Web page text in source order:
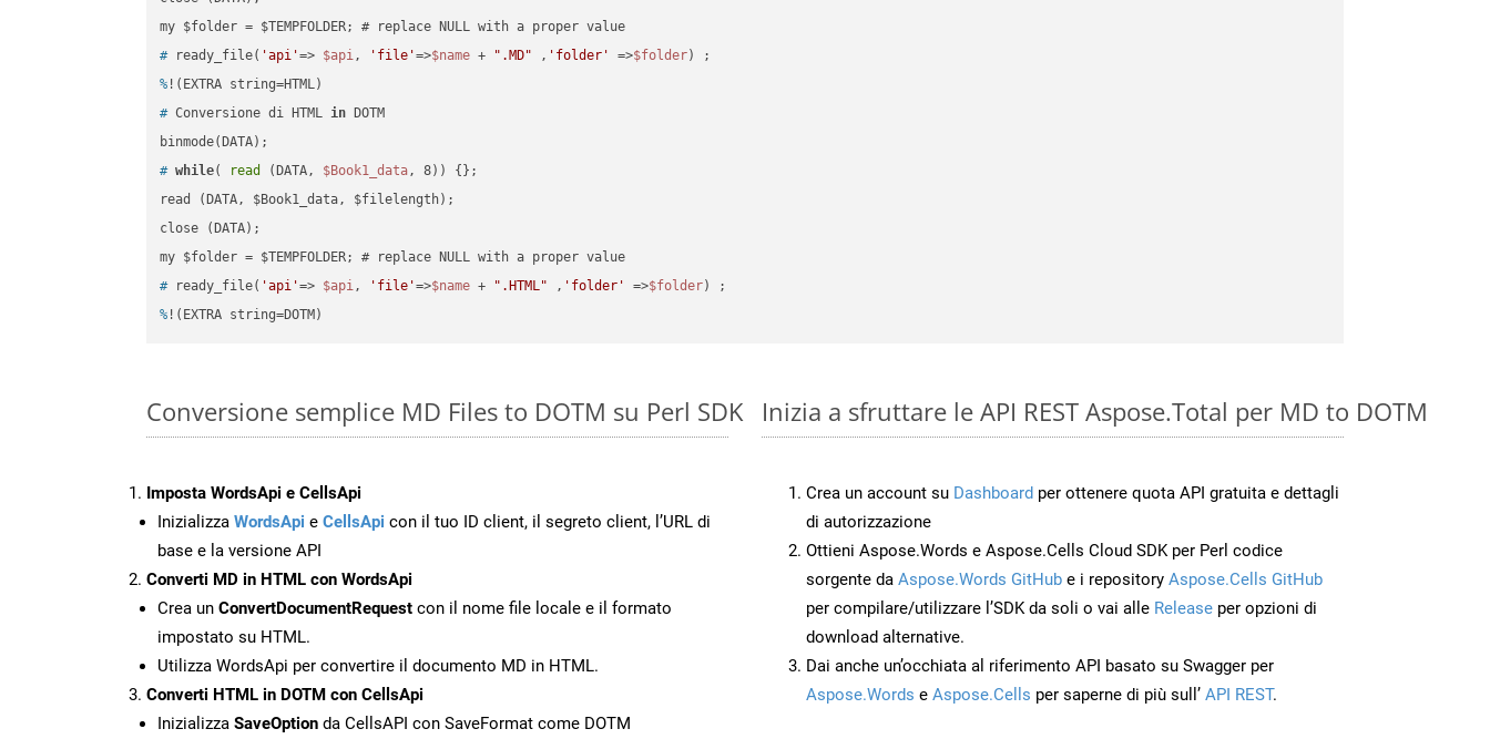
# ready_file( 'api'=> $api, 'file'=>$name + ".MD" , 'folder' =>$folder) ;
% !(EXTRA string=HTML)
# Conversione di HTML in DOTM
# while( read (DATA, $Book1_data, 8)) {};
read (DATA, $Book1_data, $filelength);
close (DATA);
# ready_file( 'api'=> $api, 'file'=>$name + ".HTML" , 'folder' =>$folder) ;
% !(EXTRA string=DOTM)
Conversione semplice MD Files to DOTM su Perl SDK
Imposta WordsApi e CellsApi
Inizializza WordsApi e CellsApi con il tuo ID client, il segreto client, l’URL di
base e la versione API
Converti MD in HTML con WordsApi
Crea un ConvertDocumentRequest con il nome file locale e il formato
impostato su HTML.
Utilizza WordsApi per convertire il documento MD in HTML.
Converti HTML in DOTM con CellsApi
Inizializza SaveOption da CellsAPI con SaveFormat come DOTM
Inizia a sfruttare le API REST Aspose.Total per MD to DOTM
Crea un account su Dashboard per ottenere quota API gratuita e dettagli
di autorizzazione
Ottieni Aspose.Words e Aspose.Cells Cloud SDK per Perl codice
sorgente da Aspose.Words GitHub e i repository Aspose.Cells GitHub
per compilare/utilizzare l’SDK da soli o vai alle Release per opzioni di
download alternative.
Dai anche un’occhiata al riferimento API basato su Swagger per
Aspose.Words e Aspose.Cells per saperne di più sull’ API REST.